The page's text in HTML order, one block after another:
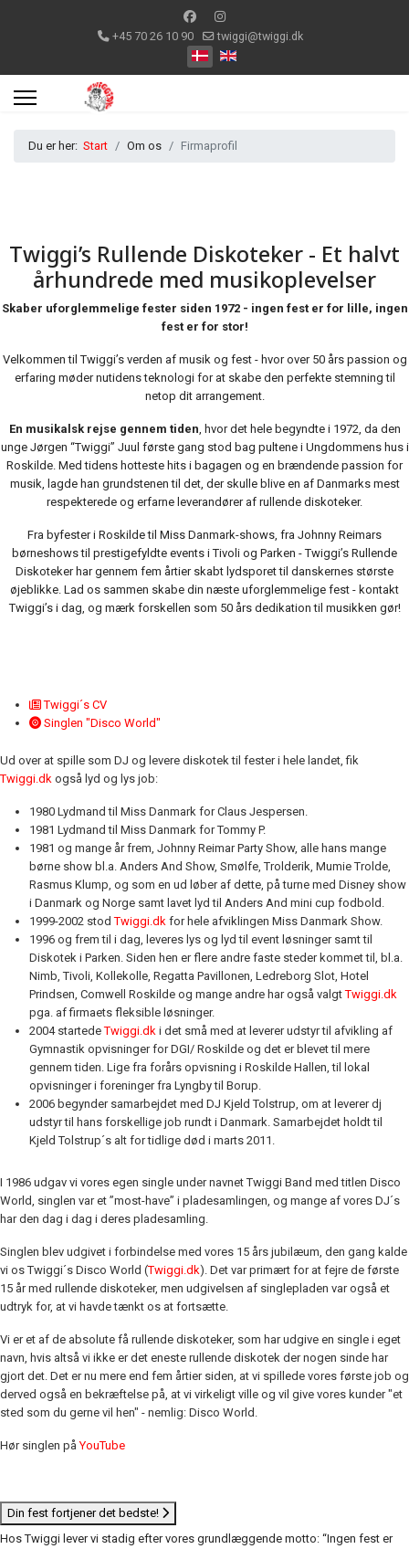
+45 70 26 10 90 twiggi@twiggi.dk
Vælg dit sprog
Du er her: Start Om os Firmaprofil
Twiggi’s Rullende Diskoteker - Et halvt
århundrede med musikoplevelser
Skaber uforglemmelige fester siden 1972 - ingen fest er for lille, ingen
fest er for stor!
Velkommen til Twiggi’s verden af musik og fest - hvor over 50 års passion og
erfaring møder nutidens teknologi for at skabe den perfekte stemning til
netop dit arrangement.
En musikalsk rejse gennem tiden, hvor det hele begyndte i 1972, da den
unge Jørgen “Twiggi” Juul første gang stod bag pultene i Ungdommens hus i
Roskilde. Med tidens hotteste hits i bagagen og en brændende passion for
musik, lagde han grundstenen til det, der skulle blive en af Danmarks mest
respekterede og erfarne leverandører af rullende diskoteker.
Fra byfester i Roskilde til Miss Danmark-shows, fra Johnny Reimars
børneshows til prestigefyldte events i Tivoli og Parken - Twiggi’s Rullende
Diskoteker har gennem fem årtier skabt lydsporet til danskernes største
øjeblikke. Lad os sammen skabe din næste uforglemmelige fest - kontakt
Twiggi’s i dag, og mærk forskellen som 50 års dedikation til musikken gør!
Twiggi´s CV
Singlen "Disco World"
Ud over at spille som DJ og levere diskotek til fester i hele landet, fik
Twiggi.dk også lyd og lys job:
1980 Lydmand til Miss Danmark for Claus Jespersen.
1981 Lydmand til Miss Danmark for Tommy P.
1981 og mange år frem, Johnny Reimar Party Show, alle hans mange
børne show bl.a. Anders And Show, Smølfe, Trolderik, Mumie Trolde,
Rasmus Klump, og som en ud løber af dette, på turne med Disney show
i Danmark og Norge samt lavet lyd til Anders And mini cup fodbold.
1999-2002 stodTwiggi.dk for hele afviklingen Miss Danmark Show.
1996 og frem til i dag, leveres lys og lyd til event løsninger samt til
Diskotek i Parken. Siden hen er flere andre faste steder kommet til, bl.a.
Nimb, Tivoli, Kollekolle, Regatta Pavillonen, Ledreborg Slot, Hotel
Prindsen, Comwell Roskilde og mange andre har også valgtTwiggi.dk
pga. af firmaets fleksible løsninger.
2004 startedeTwiggi.dk i det små med at leverer udstyr til afvikling af
Gymnastik opvisninger for DGI/ Roskilde og det er blevet til mere
gennem tiden. Lige fra forårs opvisning i Roskilde Hallen, til lokal
opvisninger i foreninger fra Lyngby til Borup.
2006 begynder samarbejdet med DJ Kjeld Tolstrup, om at leverer dj
udstyr til hans forskellige job rundt i Danmark. Samarbejdet holdt til
Kjeld Tolstrup´s alt for tidlige død i marts 2011.
I 1986 udgav vi vores egen single under navnet Twiggi Band med titlen Disco
World, singlen var et ”most-have” i pladesamlingen, og mange af vores DJ´s
har den dag i dag i deres pladesamling.
Singlen blev udgivet i forbindelse med vores 15 års jubilæum, den gang kalde
vi os Twiggi´s Disco World (Twiggi.dk). Det var primært for at fejre de første
15 år med rullende diskoteker, men udgivelsen af singlepladen var også et
udtryk for, at vi havde tænkt os at fortsætte.
Vi er et af de absolute få rullende diskoteker, som har udgive en single i eget
navn, hvis altså vi ikke er det eneste rullende diskotek der nogen sinde har
gjort det. Det er nu mere end fem årtier siden, at vi spillede vores første job og
derved også en bekræftelse på, at vi virkeligt ville og vil give vores kunder "et
sted som du gerne vil hen" - nemlig: Disco World.
Hør singlen påYouTube
Din fest fortjener det bedste!
Hos Twiggi lever vi stadig efter vores grundlæggende motto: “Ingen fest er